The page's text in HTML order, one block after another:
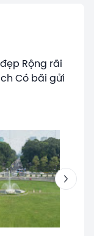
Rộng rãi
Có bãi gửi